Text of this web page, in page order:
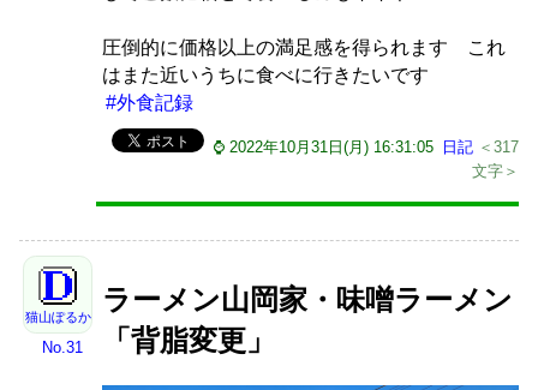
圧倒的に価格以上の満足感を得られます これ
はまた近いうちに食べに行きたいです
#外食記録
⌚ 2022年10月31日(月) 16:31:05 日記 ＜317
文字＞
猫山ぽるか
No.31
ラーメン山岡家・味噌ラーメン
「背脂変更」